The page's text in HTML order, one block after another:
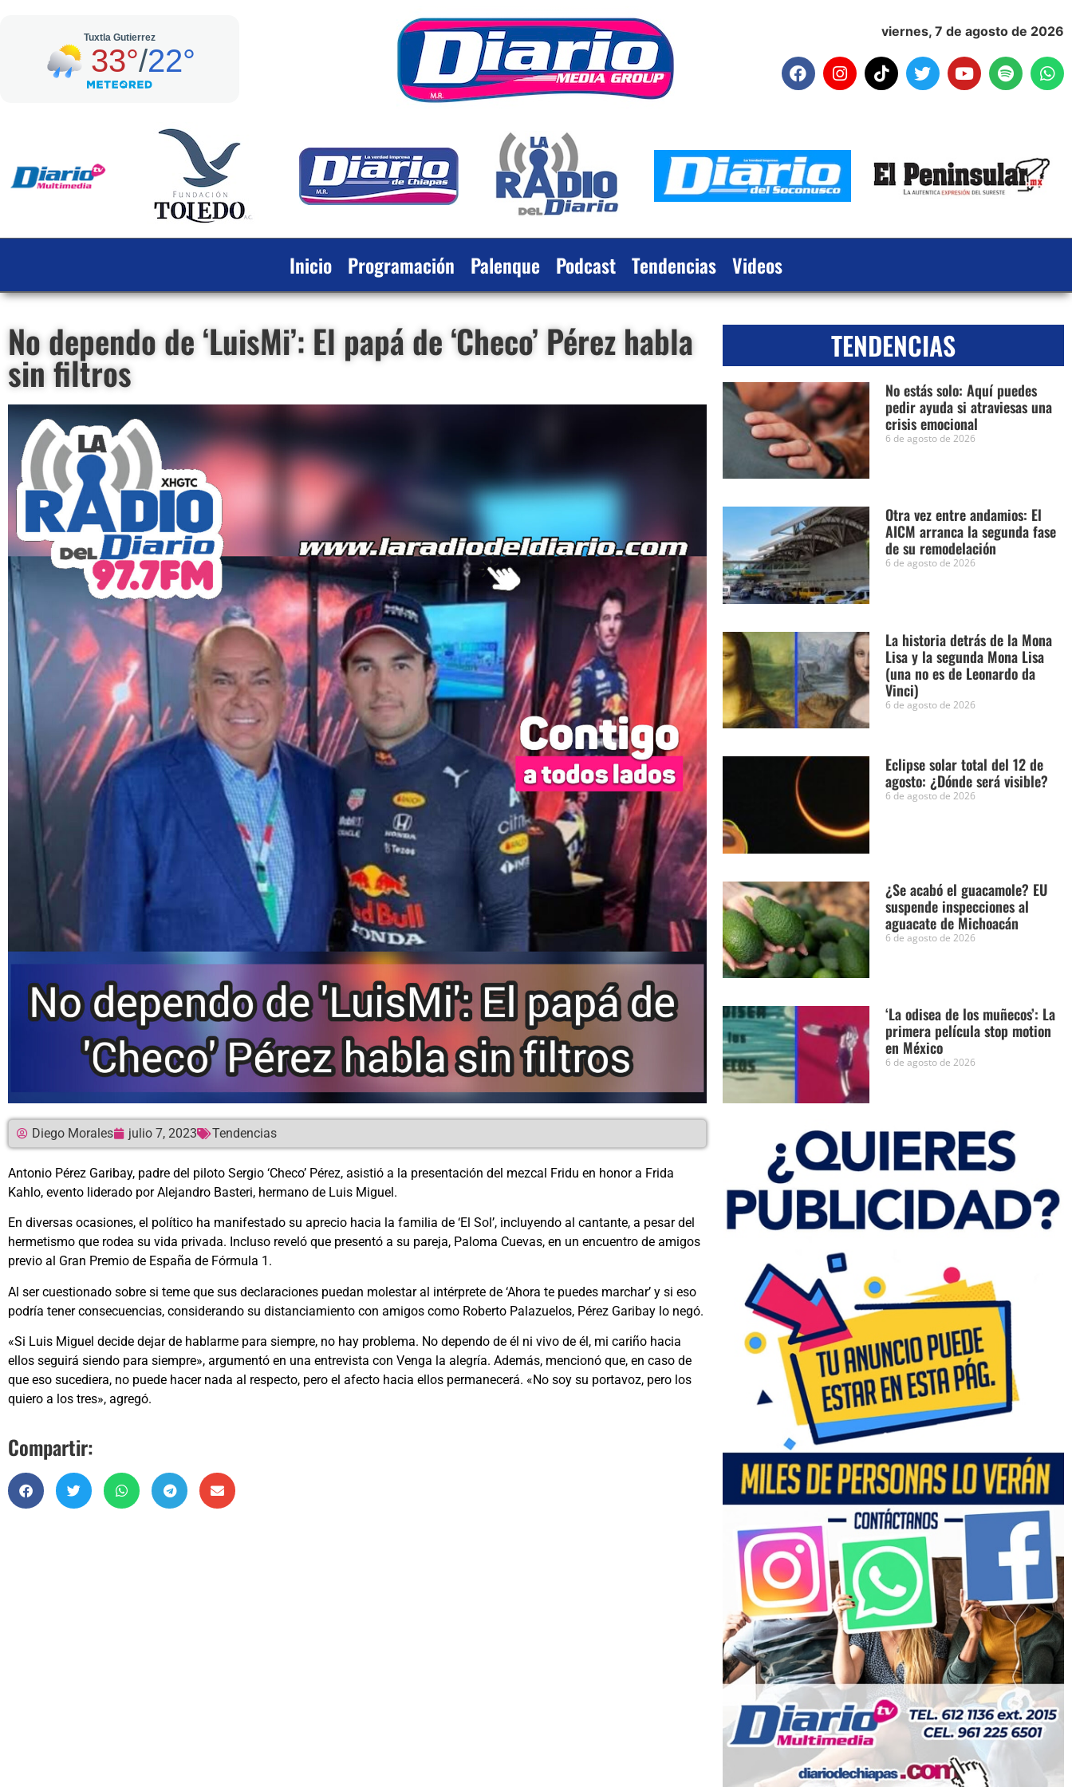
viernes, 7 de agosto de 2026
Inicio Programación Palenque Podcast Tendencias Videos
No dependo de ‘LuisMi’: El papá de ‘Checo’ Pérez habla
sin filtros
Diego Morales julio 7, 2023 Tendencias
Antonio Pérez Garibay, padre del piloto Sergio ‘Checo’ Pérez, asistió a la presentación del mezcal Fridu en honor a Frida
Kahlo, evento liderado por Alejandro Basteri, hermano de Luis Miguel.
En diversas ocasiones, el político ha manifestado su aprecio hacia la familia de ‘El Sol’, incluyendo al cantante, a pesar del
hermetismo que rodea su vida privada. Incluso reveló que presentó a su pareja, Paloma Cuevas, en un encuentro de amigos
previo al Gran Premio de España de Fórmula 1.
Al ser cuestionado sobre si teme que sus declaraciones puedan molestar al intérprete de ‘Ahora te puedes marchar’ y si eso
podría tener consecuencias, considerando su distanciamiento con amigos como Roberto Palazuelos, Pérez Garibay lo negó.
«Si Luis Miguel decide dejar de hablarme para siempre, no hay problema. No dependo de él ni vivo de él, mi cariño hacia
ellos seguirá siendo para siempre», argumentó en una entrevista con Venga la alegría. Además, mencionó que, en caso de
que eso sucediera, no puede hacer nada al respecto, pero el afecto hacia ellos permanecerá. «No soy su portavoz, pero los
quiero a los tres», agregó.
Compartir:
TENDENCIAS
No estás solo: Aquí puedes
pedir ayuda si atraviesas una
crisis emocional
6 de agosto de 2026
Otra vez entre andamios: El
AICM arranca la segunda fase
de su remodelación
6 de agosto de 2026
La historia detrás de la Mona
Lisa y la segunda Mona Lisa
(una no es de Leonardo da
Vinci)
6 de agosto de 2026
Eclipse solar total del 12 de
agosto: ¿Dónde será visible?
6 de agosto de 2026
¿Se acabó el guacamole? EU
suspende inspecciones al
aguacate de Michoacán
6 de agosto de 2026
‘La odisea de los muñecos’: La
primera película stop motion
en México
6 de agosto de 2026